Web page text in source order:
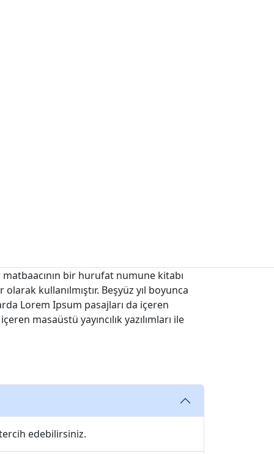
bir hurufat numune kitabı
kullanılmıştır. Beşyüz yıl boyunca
Lorem Ipsum pasajları da içeren
masaüstü yayıncılık yazılımları ile
edebilirsiniz.